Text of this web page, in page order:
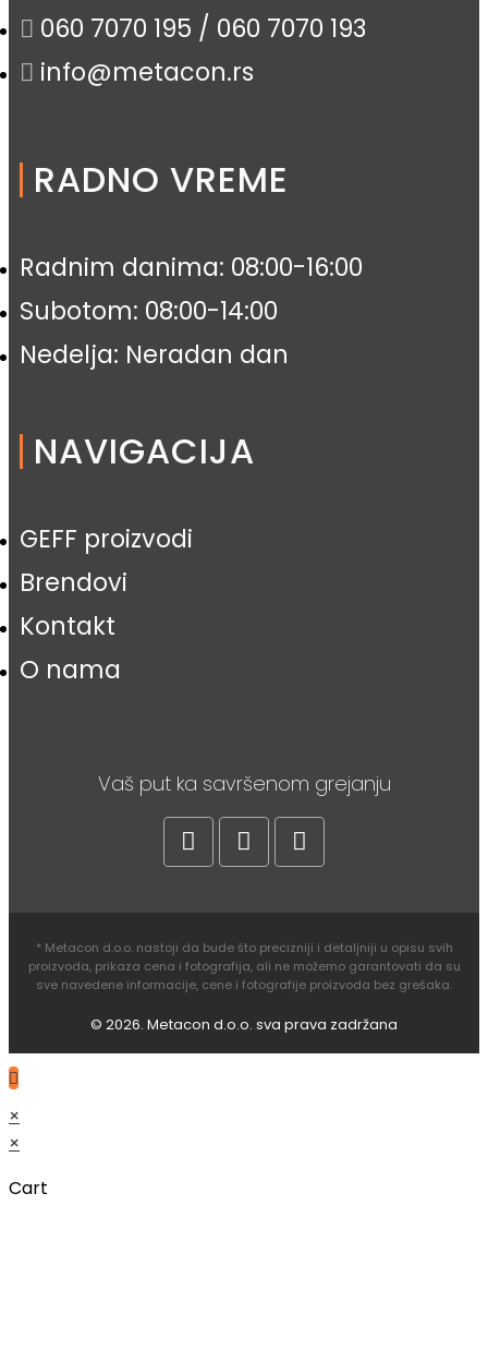
060 7070 195 / 060 7070 193
info@metacon.rs
RADNO VREME
Radnim danima: 08:00-16:00
Subotom: 08:00-14:00
Nedelja: Neradan dan
NAVIGACIJA
GEFF proizvodi
Brendovi
Kontakt
O nama
Vaš put ka savršenom grejanju
* Metacon d.o.o. nastoji da bude što precizniji i detaljniji u opisu svih
proizvoda, prikaza cena i fotografija, ali ne možemo garantovati da su
sve navedene informacije, cene i fotografije proizvoda bez grešaka.
© 2026. Metacon d.o.o. sva prava zadržana
×
×
Cart